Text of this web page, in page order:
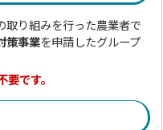
り組みを行った農業者で
策事業を申請したグループ
です。